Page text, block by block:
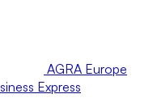
AGRA Europe
Express